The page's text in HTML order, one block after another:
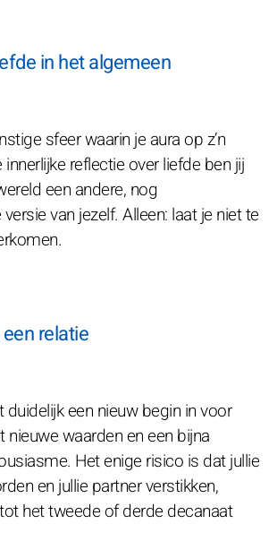
in het algemeen
sfeer waarin je aura op z’n
reflectie over liefde ben jij
een andere, nog
van jezelf. Alleen: laat je niet te
een relatie
duidelijk een nieuw begin in voor
nieuwe waarden en een bijna
Het enige risico is dat jullie
en jullie partner verstikken,
het tweede of derde decanaat